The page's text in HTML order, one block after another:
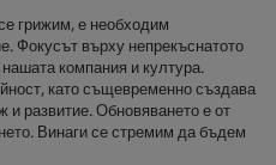
грижим, е необходим
Фокусът върху непрекъснатото
компания и култура.
като същевременно създава
и развитие. Обновяването е от
Винаги се стремим да бъдем